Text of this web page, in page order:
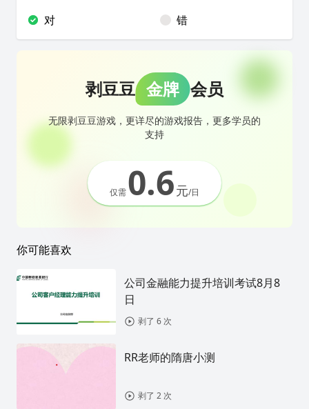
对 错
剥豆豆 金牌 会员
无限剥豆豆游戏，更详尽的游戏报告，更多学员的
支持
仅需0.6元/日
你可能喜欢
公司金融能力提升培训考试8月8
日
剥了 6 次
RR老师的隋唐小测
剥了 2 次